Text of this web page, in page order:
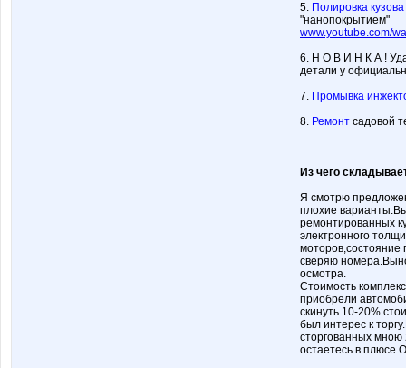
5. Полировка кузова
"нанопокрытием"
www.youtube.com/
6. Н О В И Н К А !
детали у
7. Промывка
8. Ремонт садовой
Из чего
Я смотрю
плохие
ремонтированных
электронного
моторов,состояние
сверяю
осмотра.
Стоимость
приобрели
скинуть 10-20%
был интерес к
сторгованных мною
остаетесь в